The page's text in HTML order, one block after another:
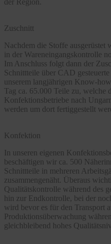
der Region.
Zuschnitt
Nachdem die Stoffe ausgerüstet
in der Wareneingangskontrolle
Im Anschluss folgt dann der
Schnittteile über CAD
unserem langjährigen Know-
Tag ca. 65.000 Teile zu, welche
Konfektionsbetriebe nach
werden um dort fertiggestellt
Konfektion
In unseren eigenen
beschäftigen wir ca. 500
Schnittteile in mehreren
zusammengenäht. Überaus
Qualitätskontrolle während des
hin zur Endkontrolle, bei der
wird bevor es für den Transport
Produktionsüberwachung
gleichbleibend hohes